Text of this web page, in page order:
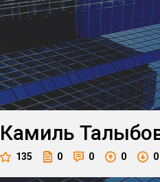
Камиль
135 0 0 0 0